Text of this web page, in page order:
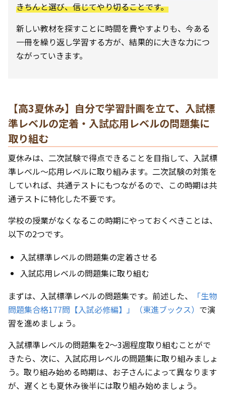
きちんと選び、信じてやり切ることです。
新しい教材を探すことに時間を費やすよりも、今ある
一冊を繰り返し学習する方が、結果的に大きな力につ
ながっていきます。
【高3夏休み】自分で学習計画を立て、入試標
準レベルの定着・入試応用レベルの問題集に
取り組む
夏休みは、二次試験で得点できることを目指して、入試標
準レベル〜応用レベルに取り組みます。二次試験の対策を
していれば、共通テストにもつながるので、この時期は共
通テストに特化した不要です。
学校の授業がなくなるこの時期にやっておくべきことは、
以下の2つです。
入試標準レベルの問題集の定着させる
入試応用レベルの問題集に取り組む
まずは、入試標準レベルの問題集です。前述した、
「生物
問題集合格177問【入試必修編】」（東進ブックス） で演
習を進めましょう。
入試標準レベルの問題集を2〜3週程度取り組むことがで
きたら、次に、入試応用レベルの問題集に取り組みましょ
う。取り組み始める時期は、お子さんによって異なります
が、遅くとも夏休み後半には取り組み始めましょう。